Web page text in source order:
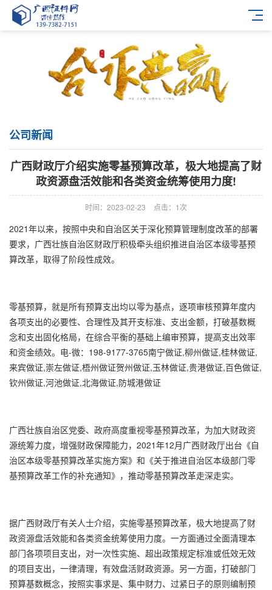
公司新闻
广西财政厅介绍实施零基预算改革，极大地提高了财
政资源盘活效能和各类资金统筹使用力度!
时间：2023-02-23 点击：1次
2021年以来，按照中央和自治区关于深化预算管理制度改革的部署
要求，广西壮族自治区财政厅积极牵头组织推进自治区本级零基预
算改革，取得了阶段性成效。
零基预算，就是所有预算支出均以零为基点，逐项审核预算年度内
各项支出的必要性、合理性及其开支标准、支出金额，打破基数概
念和支出固化格局，在综合平衡的基础上编审预算，提高支出效率
和资金绩效。电-微：198-9177-3765南宁做证,柳州做证,桂林做证,
来宾做证,崇左做证,梧州做证贺州做证,玉林做证,贵港做证,百色做证,
钦州做证,河池做证,北海做证,防城港做证
广西壮族自治区党委、政府高度重视零基预算改革，为加大财政资
源统筹力度，增强财政保障能力，2021年12月广西财政厅出台《自
治区本级零基预算改革实施方案》和《关于推进自治区本级部门零
基预算改革工作的补充通知》，推动零基预算改革走深走实。
据广西财政厅有关人士介绍，实施零基预算改革，极大地提高了财
政资源盘活效能和各类资金统筹使用力度。一方面通过全面清理本
部门各项项目支出，对一次性实施、超出政策规定标准或低效无效
的项目支出，一律清理，有效盘活财政资源。另一方面，打破部门
预算基数概念，按照实事求是、集中财力、过紧日子的原则编制预